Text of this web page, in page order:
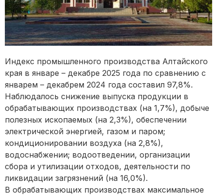
Индекс промышленного производства Алтайского
края в январе – декабре 2025 года по сравнению с
январем – декабрем 2024 года составил 97,8%.
Наблюдалось снижение выпуска продукции в
обрабатывающих производствах (на 1,7%), добыче
полезных ископаемых (на 2,3%), обеспечении
электрической энергией, газом и паром;
кондиционировании воздуха (на 2,8%),
водоснабжении; водоотведении, организации
сбора и утилизации отходов, деятельности по
ликвидации загрязнений (на 16,0%).
В обрабатывающих производствах максимальное